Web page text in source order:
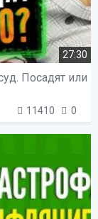
27:30
Посадят или
11410 0